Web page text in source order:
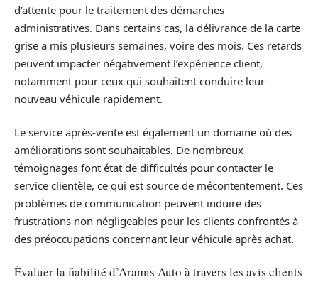
d’attente pour le traitement des démarches
administratives. Dans certains cas, la délivrance de la carte
grise a mis plusieurs semaines, voire des mois. Ces retards
peuvent impacter négativement l’expérience client,
notamment pour ceux qui souhaitent conduire leur
nouveau véhicule rapidement.
Le service après-vente est également un domaine où des
améliorations sont souhaitables. De nombreux
témoignages font état de difficultés pour contacter le
service clientèle, ce qui est source de mécontentement. Ces
problèmes de communication peuvent induire des
frustrations non négligeables pour les clients confrontés à
des préoccupations concernant leur véhicule après achat.
Évaluer la fiabilité d’Aramis Auto à travers les avis clients